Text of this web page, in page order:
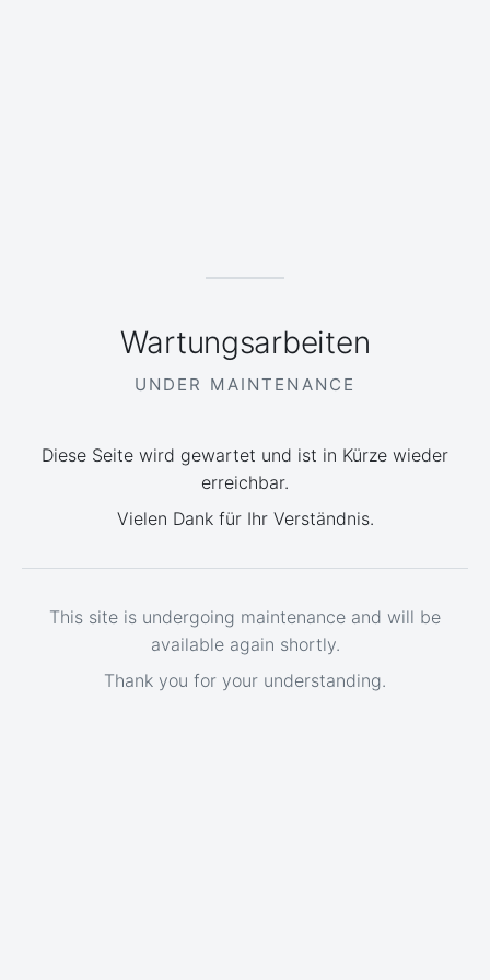
Wartungsarbeiten
UNDER MAINTENANCE
Diese Seite wird gewartet und ist in Kürze wieder
erreichbar.
Vielen Dank für Ihr Verständnis.
This site is undergoing maintenance and will be
available again shortly.
Thank you for your understanding.